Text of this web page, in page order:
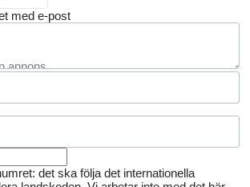
med e-post
det ska följa det internationella